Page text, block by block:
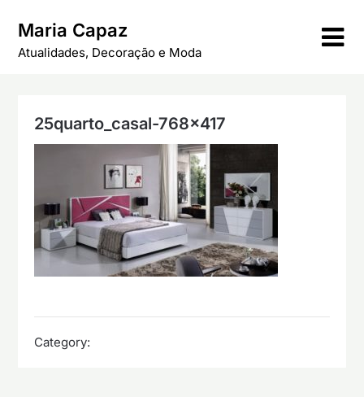
content
Maria Capaz
Atualidades, Decoração e Moda
25quarto_casal-768×417
Category: